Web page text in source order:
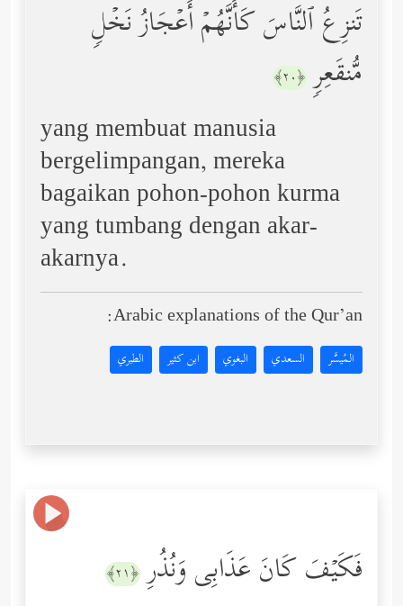
تَنزِعُ ٱلنَّاسَ كَأَنَّهُمۡ أَعۡجَازُ نَخۡلࣲ
مُّنقَعِرࣲ ﴿٢٠﴾
yang membuat manusia
bergelimpangan, mereka
bagaikan pohon-pohon kurma
yang tumbang dengan akar-
akarnya.
Arabic explanations of the Qur’an:
المُيسَّر السعدي البغوي ابن كثير الطبري
فَكَیۡفَ كَانَ عَذَابِی وَنُذُرِ ﴿٢١﴾